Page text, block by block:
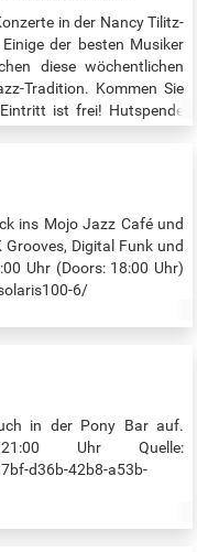
in der Nancy Tilitz-
der besten Musiker
diese wöchentlichen
Tradition. Kommen Sie
ist frei! Hutspende
ins Mojo Jazz Café und
Digital Funk und
Uhr (Doors: 18:00 Uhr)
6/
in der Pony Bar auf.
Uhr Quelle:
d36b-42b8-a53b-